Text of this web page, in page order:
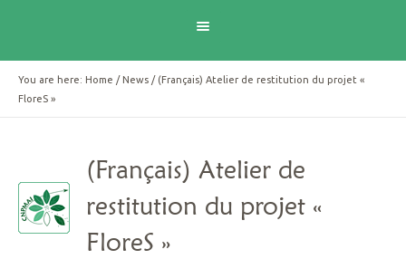
You are here: Home / News / (Français) Atelier de restitution du projet «
FloreS »
(Français) Atelier de
restitution du projet «
FloreS »